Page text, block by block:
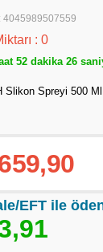
4045989507559
: 0
52 dakika 25
Slikon Spreyi 500 Ml
EFT ile
,91